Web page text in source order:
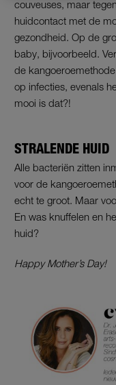
couveuses, maar
huidcontact met de
gezondheid. Op de
baby, bijvoorbeeld.
de
op infecties, evenals
mooi is dat?!
STRALENDE HUID
Alle bacteriën zitten
voor de
echt te groot. Maar
En was knuffelen en
huid?
Happy Mother’s Day!